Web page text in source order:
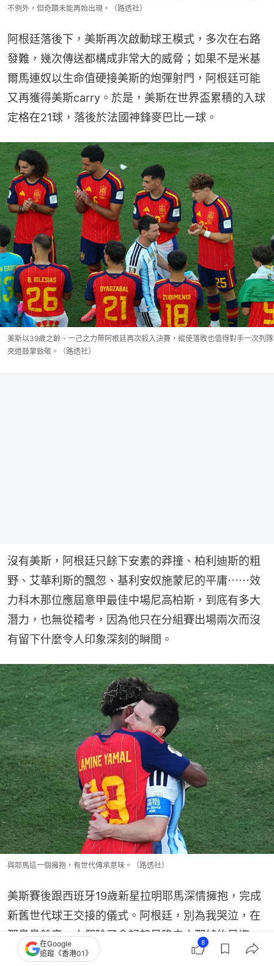
不例外，但奇蹟未能再始出現。（路透社）
阿根廷落後下，美斯再次啟動球王模式，多次在右路
發難，幾次傳送都構成非常大的威脅；如果不是米基
爾馬連奴以生命值硬接美斯的炮彈射門，阿根廷可能
又再獲得美斯carry。於是，美斯在世界盃累積的入球
定格在21球，落後於法國神鋒麥巴比一球。
美斯以39歲之齡、一己之力帶阿根廷再次殺入決賽，縱使落敗也值得對手一次列隊
夾道鼓掌致敬。（路透社）
沒有美斯，阿根廷只餘下安素的莽撞、柏利迪斯的粗
野、艾華利斯的飄忽、基利安奴施蒙尼的平庸⋯⋯效
力科木那位應屆意甲最佳中場尼高柏斯，到底有多大
潛力，也無從稽考，因為他只在分組賽出場兩次而沒
有留下什麼令人印象深刻的瞬間。
與耶馬這一個擁抱，有世代傳承意味。（路透社）
美斯賽後跟西班牙19歲新星拉明耶馬深情擁抱，完成
新舊世代球王交接的儀式。阿根廷，別為我哭泣，在
那裊裊餘音，人們除了會記起貝隆夫人那綽約風姿，
將來也會懷念着這位球王的天縱球技。
在Google
追蹤《香港01》
8